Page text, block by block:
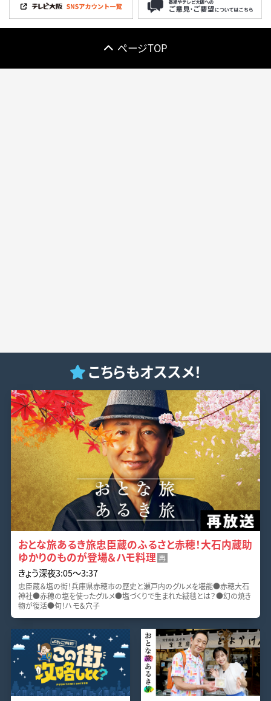
ページTOP
こちらもオススメ！
おとな旅あるき旅忠臣蔵のふるさと赤穂！大石内蔵助
ゆかりのものが登場＆ハモ料理 再
きょう深夜3:05〜3:37
忠臣蔵＆塩の街！兵庫県赤穂市の歴史と瀬戸内のグルメを堪能●赤穂大石
神社●赤穂の塩を使ったグルメ●塩づくりで生まれた絨毯とは？●幻の焼き
物が復活●旬！ハモ＆穴子